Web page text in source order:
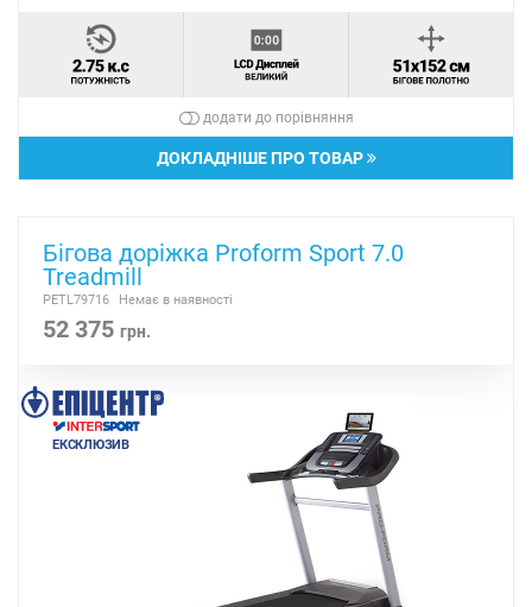
додати до порівняння
ДОКЛАДНІШЕ ПРО ТОВАР
Бігова доріжка Proform Sport 7.0
Treadmill
PETL79716 Немає в наявності
52 375 грн.
ЕКСКЛЮЗИВ